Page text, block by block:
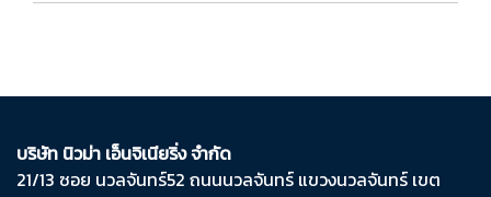
บริษัท นิวม่า เอ็นจิเนียริ่ง จำกัด
21/13 ซอย นวลจันทร์​52 ถนน​นวลจันทร์​ แขวง​นวลจันทร์​ เขต​